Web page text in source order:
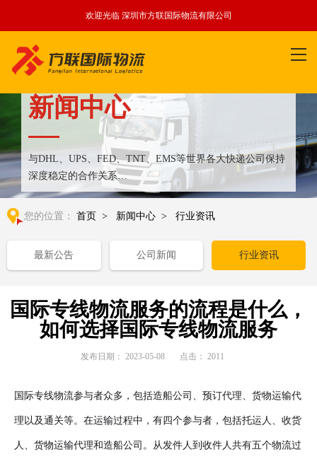
欢迎光临 深圳市方联国际物流有限公司
新闻中心
与DHL、UPS、FED、TNT、EMS等世界各大快递公司保持
深度稳定的合作关系
整合全球优质物流运输资源,满足国内外客户更多个性化需求
您的位置： 首页 > 新闻中心 > 行业资讯
最新公告 公司新闻 行业资讯
国际专线物流服务的流程是什么，
如何选择国际专线物流服务
发布日期： 2023-05-08 点击： 2011
国际专线物流参与者众多，包括造船公司、预订代理、货物运输代
理以及通关等。在运输过程中，有四个参与者，包括托运人、收货
人、货物运输代理和造船公司。从发件人到收件人共有五个物流过